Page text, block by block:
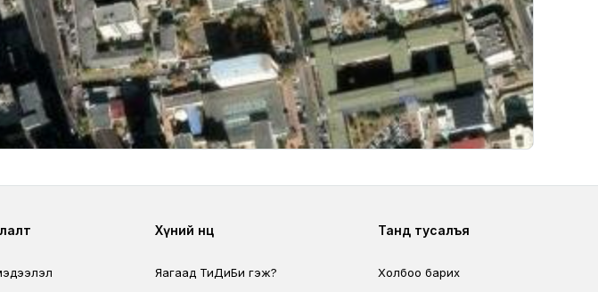
third Footer second
Хүний нөөц
Яагаад ТиДиБи гэж?
Footer fourth
Танд тусалъя
Холбоо барих